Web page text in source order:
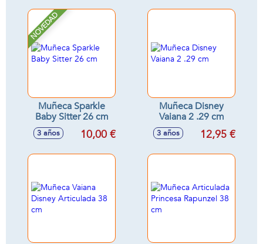
NOVEDAD
Muñeca Sparkle
Baby Sitter 26 cm
3 años 10,00 €
Muñeca Disney
Vaiana 2 .29 cm
3 años 12,95 €